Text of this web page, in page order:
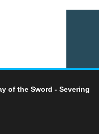
of the Sword - Severing